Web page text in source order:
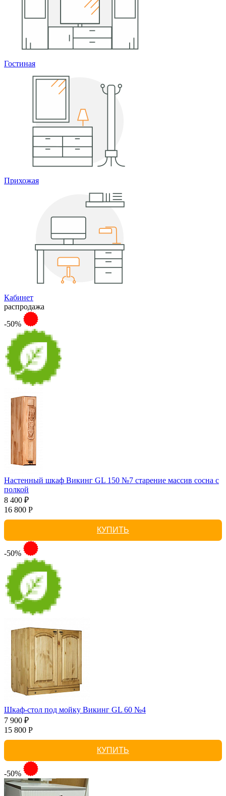
Гостиная
Прихожая
Кабинет
распродажа
-50%
Настенный шкаф Викинг GL 150 №7 старение массив сосна с
полкой
8 400 ₽
16 800 Р
КУПИТЬ
-50%
Шкаф-стол под мойку Викинг GL 60 №4
7 900 ₽
15 800 Р
КУПИТЬ
-50%